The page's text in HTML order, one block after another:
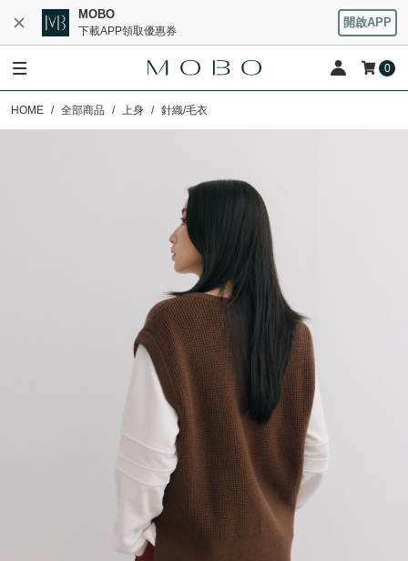
MOBO
下載APP領取優惠券
開啟APP
0
HOME 全部商品 上身 針織/毛衣